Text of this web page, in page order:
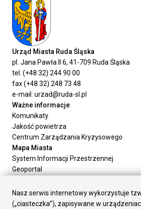
Urząd Miasta Ruda Śląska
pl. Jana Pawła II 6, 41-709 Ruda Śląska
tel. (+48 32) 244 90 00
fax (+48 32) 248 73 48
e-mail: urzad@ruda-sl.pl
Ważne informacje
Komunikaty
Jakość powietrza
Centrum Zarządzania Kryzysowego
Mapa Miasta
System Informacji Przestrzennej
Geoportal
Załatw sprawę
Prezydent Miasta
Nasz serwis internetowy wykorzystuje
(„ciasteczka”), zapisywane w